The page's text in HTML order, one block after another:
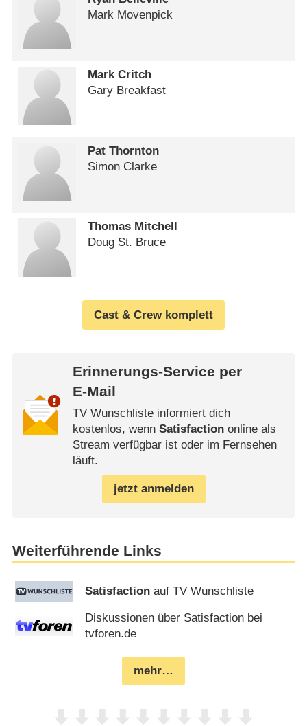
Mark Movenpick
Mark Critch
Gary Breakfast
Pat Thornton
Simon Clarke
Thomas Mitchell
Doug St. Bruce
Cast & Crew komplett
Erinnerungs-Service per
E-Mail
TV Wunschliste informiert dich
kostenlos, wenn Satisfactiononline als
Stream verfügbar ist oder im Fernsehen
läuft.
jetzt anmelden
Weiterführende Links
Satisfaction auf TV Wunschliste
Diskussionen über Satisfaction bei
tvforen.de
mehr…